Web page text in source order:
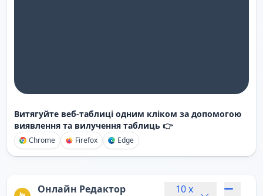
Витягуйте веб-таблиці одним кліком за допомогою
виявлення та вилучення таблиць 👉
Chrome Firefox Edge
Онлайн Редактор
10x